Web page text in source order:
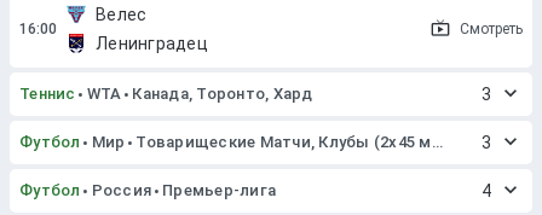
Велес
Ленинградец
Смотреть
Теннис WTA Канада, Торонто, Хард 3
Футбол Мир Товарищеские Матчи, Клубы (2x45 мин. или 2x40 мин.) 3
Футбол Россия Премьер-лига 4